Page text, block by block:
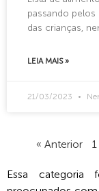
passando
das crianças,
LEIA MAIS »
21/03/2023
« Anterior 1
Essa categoria